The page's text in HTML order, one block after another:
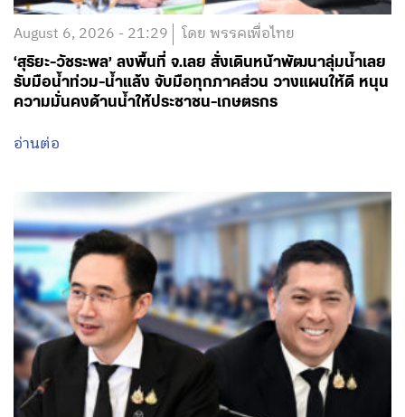
August 6, 2026 - 21:29 โดย พรรคเพื่อไทย
‘สุริยะ-วัชระพล’ ลงพื้นที่ จ.เลย สั่งเดินหน้าพัฒนาลุ่มน้ำเลย
รับมือน้ำท่วม-น้ำแล้ง จับมือทุกภาคส่วน วางแผนให้ดี หนุน
ความมั่นคงด้านน้ำให้ประชาชน-เกษตรกร
อ่านต่อ